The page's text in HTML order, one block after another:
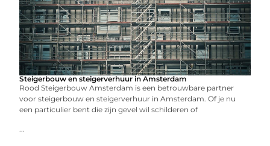
Steigerbouw en steigerverhuur in Amsterdam
Rood Steigerbouw Amsterdam is een betrouwbare partner
voor steigerbouw en steigerverhuur in Amsterdam. Of je nu
een particulier bent die zijn gevel wil schilderen of
...